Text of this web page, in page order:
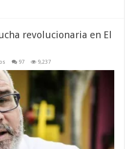
revolucionaria en El
97 9,237